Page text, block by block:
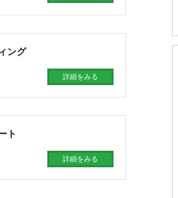
ング
詳細をみる
ト
詳細をみる